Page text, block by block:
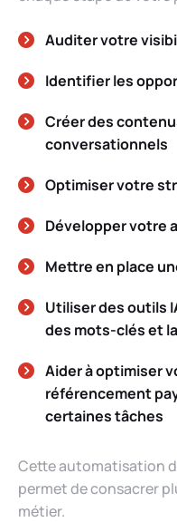
Auditer votre
Identifier les
Créer des
conversationnels
Optimiser votre
Développer votre
Mettre en place
Utiliser des outils
des mots-clés et
Aider à optimiser
référencement
certaines tâches
Cette automatisation
permet de consacrer
métier.